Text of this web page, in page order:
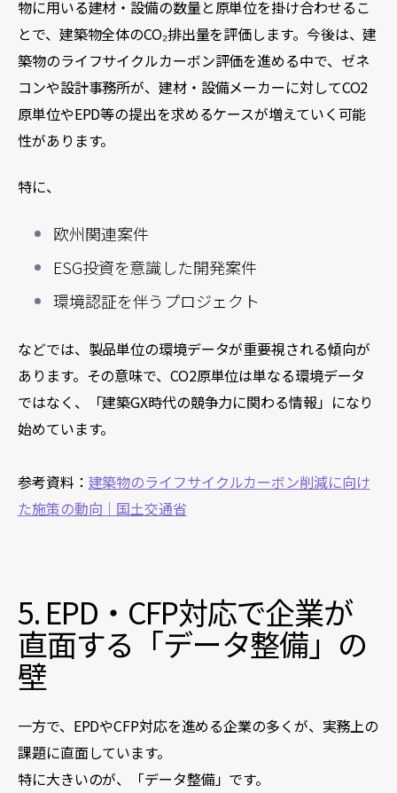
物に用いる建材・設備の数量と原単位を掛け合わせるこ
とで、建築物全体のCO₂排出量を評価します。 今後は、建
築物のライフサイクルカーボン評価を進める中で、ゼネ
コンや設計事務所が、建材・設備メーカーに対してCO2
原単位やEPD等の提出を求めるケースが増えていく可能
性があります。
特に、
欧州関連案件
ESG投資を意識した開発案件
環境認証を伴うプロジェクト
などでは、製品単位の環境データが重要視される傾向が
あります。 その意味で、CO2原単位は単なる環境データ
ではなく、「建築GX時代の競争力に関わる情報」になり
始めています。
参考資料： 建築物のライフサイクルカーボン削減に向け
た施策の動向｜国土交通省
5. EPD・CFP対応で企業が
直面する「データ整備」の
壁
一方で、EPDやCFP対応を進める企業の多くが、実務上の
課題に直面しています。
特に大きいのが、「データ整備」です。